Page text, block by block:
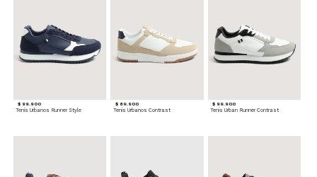
$ 99.900
Tenis Urbanos Runner Style
$ 89.900
Tenis Urbanos Contrast
$ 99.900
Tenis Urban Runner Contrast